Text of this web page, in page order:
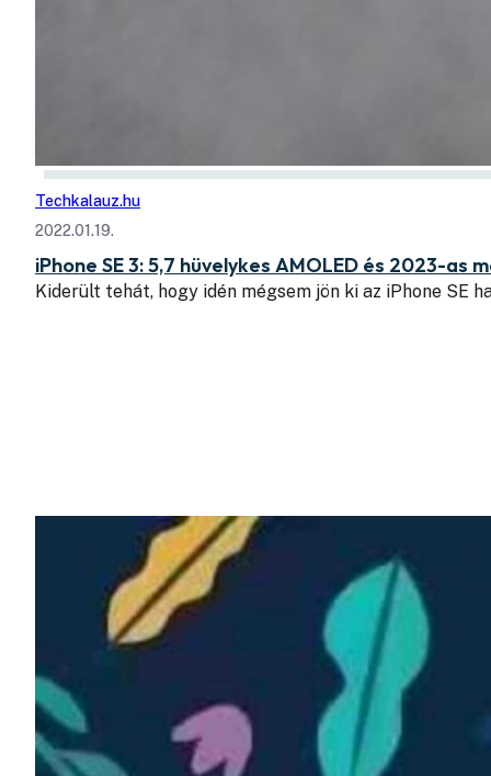
Techkalauz.hu
2022.01.19.
iPhone SE 3: 5,7 hüvelykes AMOLED és 2023-as
Kiderült tehát, hogy idén mégsem jön ki az iPhone SE